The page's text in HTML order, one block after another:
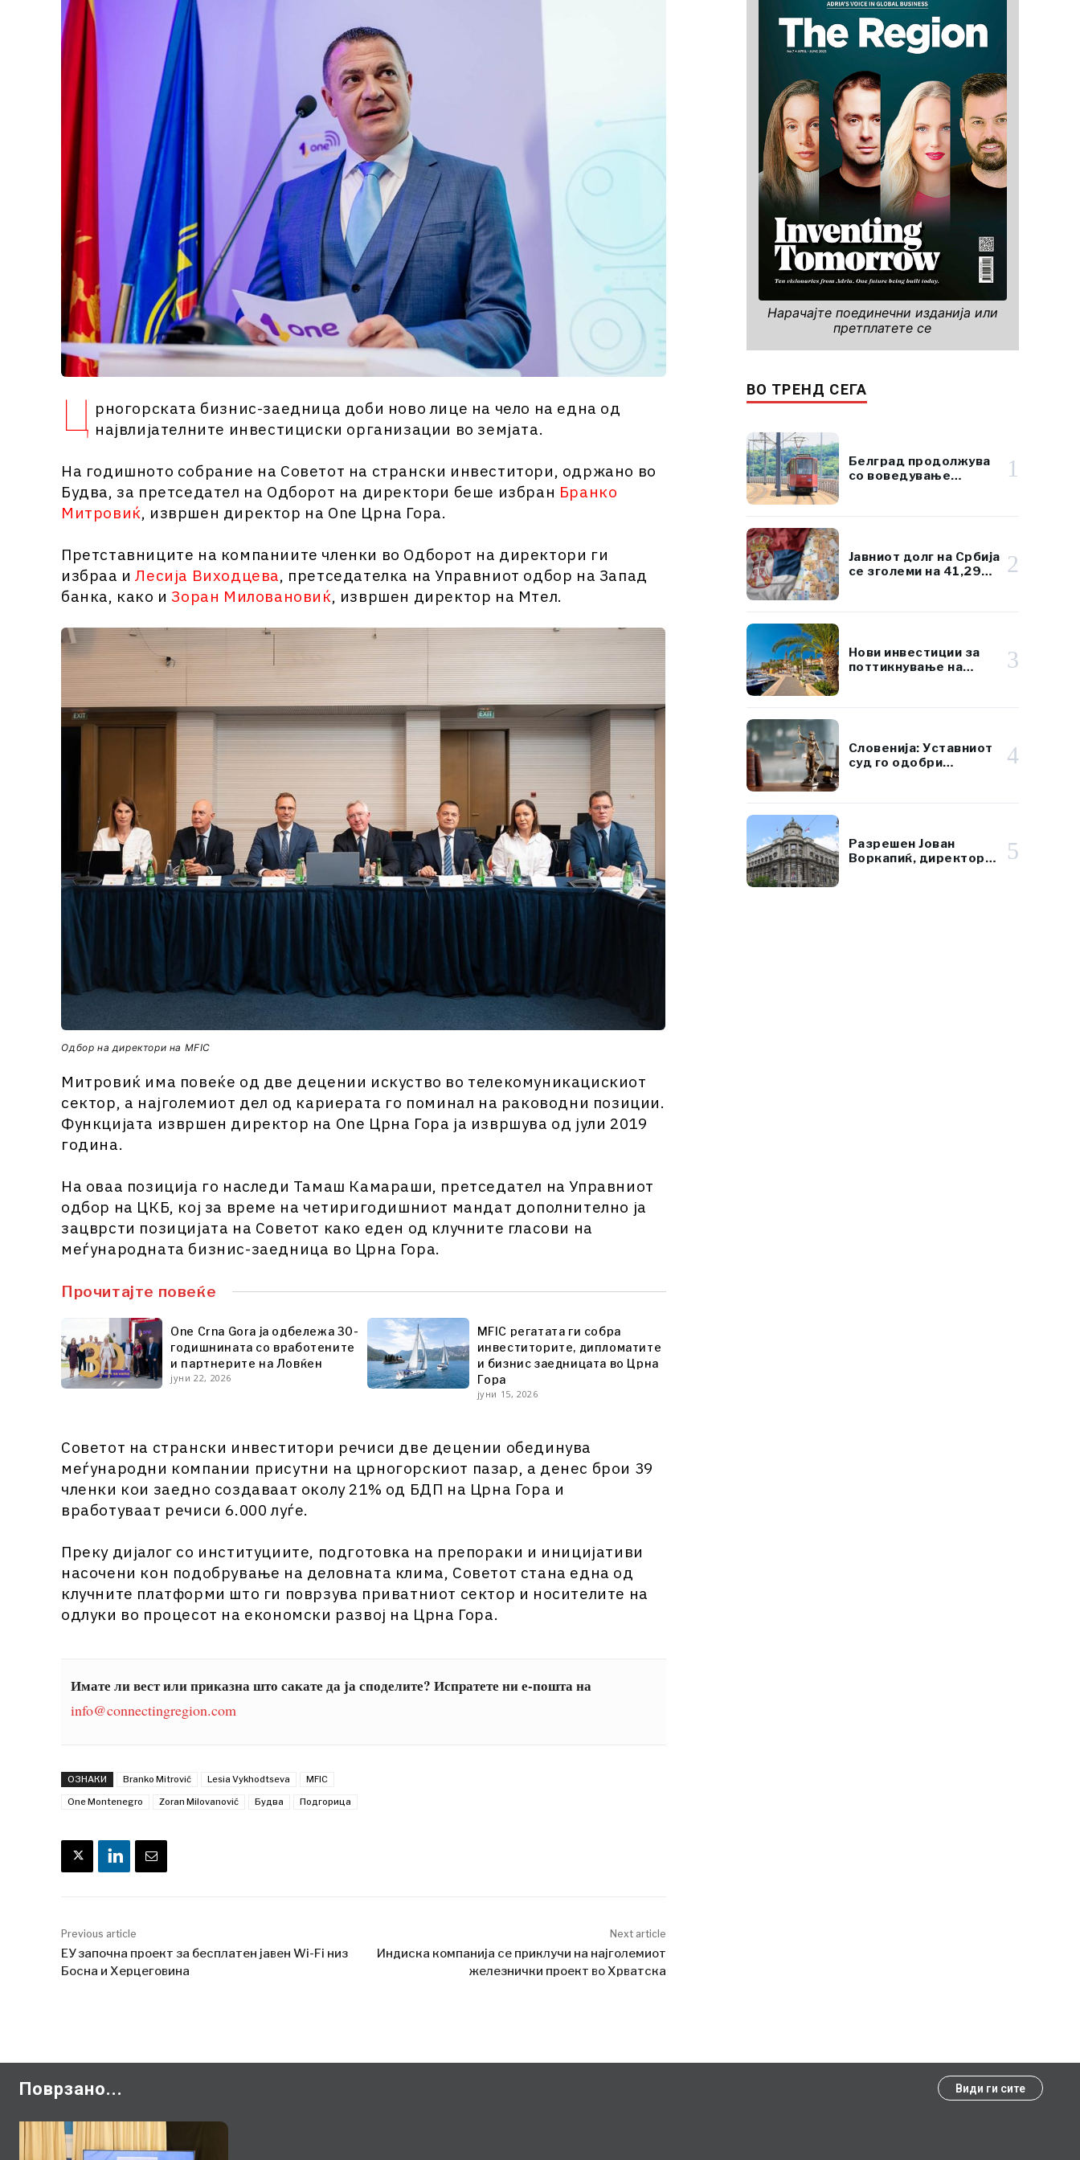
Ц рногорската бизнис-заедница доби ново лице на чело на една од
највлијателните инвестициски организации во земјата.
На годишното собрание на Советот на странски инвеститори, одржано во
Будва, за претседател на Одборот на директори беше избран Бранко
Митровиќ, извршен директор на One Црна Гора.
Претставниците на компаниите членки во Одборот на директори ги
избраа и Лесија Виходцева, претседателка на Управниот одбор на Запад
банка, како и Зоран Миловановиќ, извршен директор на Мтел.
Одбор на директори на MFIC
Митровиќ има повеќе од две децении искуство во телекомуникацискиот
сектор, а најголемиот дел од кариерата го поминал на раководни позиции.
Функцијата извршен директор на One Црна Гора ја извршува од јули 2019
година.
На оваа позиција го наследи Тамаш Камараши, претседател на Управниот
одбор на ЦКБ, кој за време на четиригодишниот мандат дополнително ја
зацврсти позицијата на Советот како еден од клучните гласови на
меѓународната бизнис-заедница во Црна Гора.
Прочитајте повеќе
One Crna Gora ја одбележа 30-
годишнината со вработените
и партнерите на Ловќен
јуни 22, 2026
MFIC регатата ги собра
инвеститорите, дипломатите
и бизнис заедницата во Црна
Гора
јуни 15, 2026
Советот на странски инвеститори речиси две децении обединува
меѓународни компании присутни на црногорскиот пазар, а денес брои 39
членки кои заедно создаваат околу 21% од БДП на Црна Гора и
вработуваат речиси 6.000 луѓе.
Преку дијалог со институциите, подготовка на препораки и иницијативи
насочени кон подобрување на деловната клима, Советот стана една од
клучните платформи што ги поврзува приватниот сектор и носителите на
одлуки во процесот на економски развој на Црна Гора.
Имате ли вест или приказна што сакате да ја споделите? Испратете ни е-пошта на
info@connectingregion.com
ОЗНАКИ Branko Mitrović Lesia Vykhodtseva
MFIC
One Montenegro
Zoran Milovanović Будва Подгорица
Previous article
ЕУ започна проект за бесплатен јавен Wi-Fi низ
Босна и Херцеговина
Next article
Индиска компанија се приклучи на најголемиот
железнички проект во Хрватска
Нарачајте поединечни изданија или
претплатете се
ВО ТРЕНД СЕГА
Белград продолжува
со воведување
1
Јавниот долг на Србија
се зголеми на 41,29
2
Нови инвестиции за
поттикнување на
3
Словенија: Уставниот
суд го одобри
4
Разрешен Јован
Воркапиќ, директор
5
Поврзано... Види ги сите